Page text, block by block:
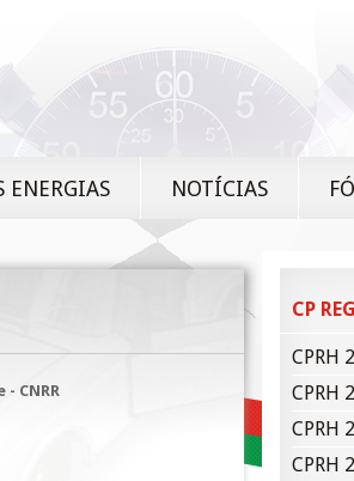
ENERGIAS NOTÍCIAS
CNRR
CP
CPRH
CPRH
CPRH
CPRH